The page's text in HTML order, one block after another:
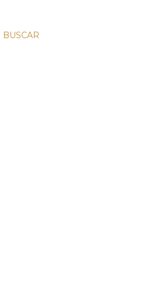
BUSCAR